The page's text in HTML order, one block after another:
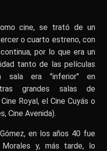
cine, se trató de un
o cuarto estreno, con
por lo que era un
tanto de las películas
sala era "inferior" en
grandes salas de
Royal, el Cine Cuyás o
Cine Avenida).
en los años 40 fue
y, más tarde, lo